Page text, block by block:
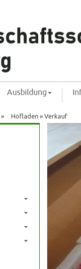
Ausbildung
» Hofladen » Verkauf